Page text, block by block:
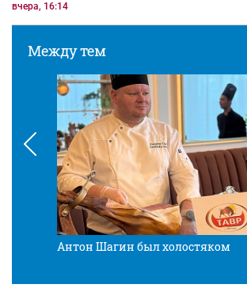
вчера, 16:14
Между тем
Антон Шагин был холостяком